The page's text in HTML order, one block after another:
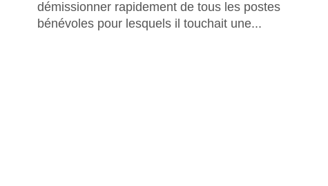
démissionner rapidement de tous les postes
bénévoles pour lesquels il touchait une...